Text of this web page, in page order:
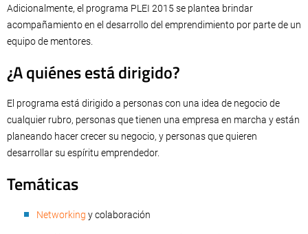
Adicionalmente, el programa PLEI 2015 se plantea brindar
acompañamiento en el desarrollo del emprendimiento por parte de un
equipo de mentores.
¿A quiénes está dirigido?
El programa está dirigido a personas con una idea de negocio de
cualquier rubro, personas que tienen una empresa en marcha y están
planeando hacer crecer su negocio, y personas que quieren
desarrollar su espíritu emprendedor.
Temáticas
Networking y colaboración